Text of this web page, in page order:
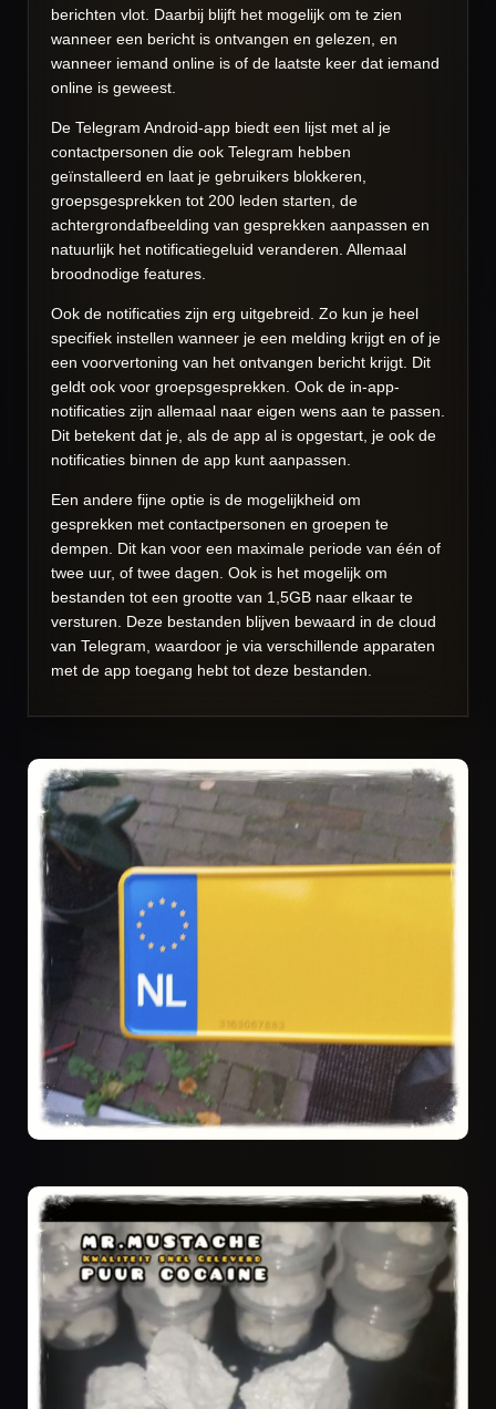
berichten vlot. Daarbij blijft het mogelijk om te zien
wanneer een bericht is ontvangen en gelezen, en
wanneer iemand online is of de laatste keer dat iemand
online is geweest.
De Telegram Android-app biedt een lijst met al je
contactpersonen die ook Telegram hebben
geïnstalleerd en laat je gebruikers blokkeren,
groepsgesprekken tot 200 leden starten, de
achtergrondafbeelding van gesprekken aanpassen en
natuurlijk het notificatiegeluid veranderen. Allemaal
broodnodige features.
Ook de notificaties zijn erg uitgebreid. Zo kun je heel
specifiek instellen wanneer je een melding krijgt en of je
een voorvertoning van het ontvangen bericht krijgt. Dit
geldt ook voor groepsgesprekken. Ook de in-app-
notificaties zijn allemaal naar eigen wens aan te passen.
Dit betekent dat je, als de app al is opgestart, je ook de
notificaties binnen de app kunt aanpassen.
Een andere fijne optie is de mogelijkheid om
gesprekken met contactpersonen en groepen te
dempen. Dit kan voor een maximale periode van één of
twee uur, of twee dagen. Ook is het mogelijk om
bestanden tot een grootte van 1,5GB naar elkaar te
versturen. Deze bestanden blijven bewaard in de cloud
van Telegram, waardoor je via verschillende apparaten
met de app toegang hebt tot deze bestanden.